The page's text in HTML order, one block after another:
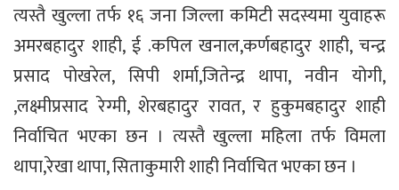
त्यस्तै खुल्ला तर्फ १६ जना जिल्ला कमिटी सदस्यमा युवाहरू
अमरबहादुर शाही, ई .कपिल खनाल,कर्णबहादुर शाही, चन्द्र
प्रसाद पोखरेल, सिपी शर्मा,जितेन्द्र थापा, नवीन योगी,
,लक्ष्मीप्रसाद रेग्मी, शेरबहादुर रावत, र हुकुमबहादुर शाही
निर्वाचित भएका छन । त्यस्तै खुल्ला महिला तर्फ विमला
थापा,रेखा थापा, सिताकुमारी शाही निर्वाचित भएका छन ।